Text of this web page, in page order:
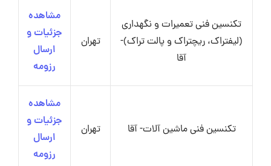
تکنسین فنی تعمیرات و نگهداری
(لیفتراک، ریچتراک و پالت تراک)-
آقا
تهران
مشاهده
جزئیات و
ارسال
رزومه
تکنسین فنی ماشین آلات- آقا تهران
مشاهده
جزئیات و
ارسال
رزومه